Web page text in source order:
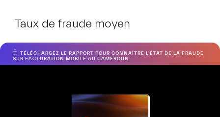
Taux de fraude moyen
DFBOU
TÉLÉCHARGEZ LE RAPPORT POUR CONNAÎTRE L'ÉTAT DE LA FRAUDE
SUR FACTURATION MOBILE AU CAMEROUN